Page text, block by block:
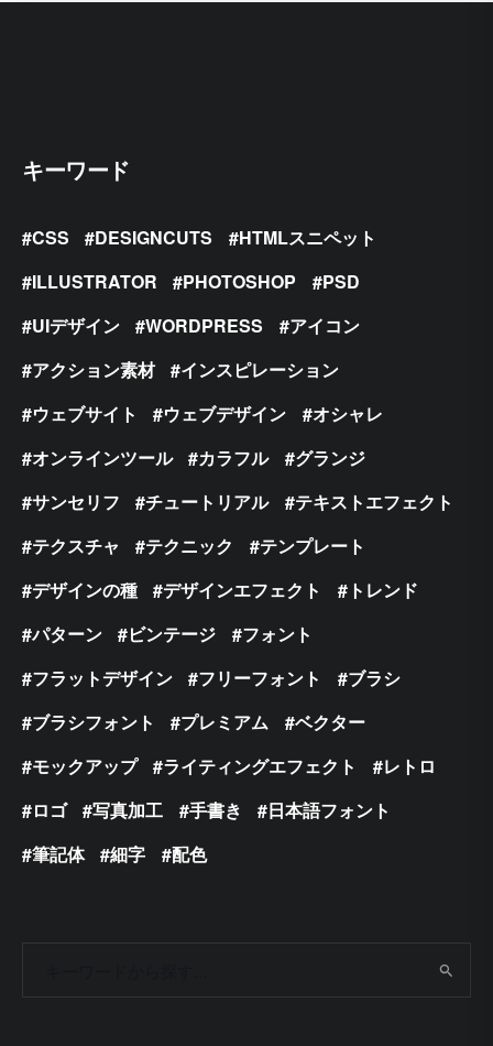
キーワード
CSS DESIGNCUTS
HTMLスニペット
ILLUSTRATOR
PHOTOSHOP
PSD
UIデザイン
WORDPRESS
アイコン
アクション素材
インスピレーション
ウェブサイト
ウェブデザイン
オシャレ
オンラインツール
カラフル
グランジ
サンセリフ
チュートリアル
テキストエフェクト
テクスチャ
テクニック
テンプレート
デザインの種
デザインエフェクト
トレンド
パターン
ビンテージ
フォント
フラットデザイン
フリーフォント
ブラシ
ブラシフォント
プレミアム
ベクター
モックアップ
ライティングエフェクト
レトロ
ロゴ
写真加工 手書き
日本語フォント
筆記体
細字 配色